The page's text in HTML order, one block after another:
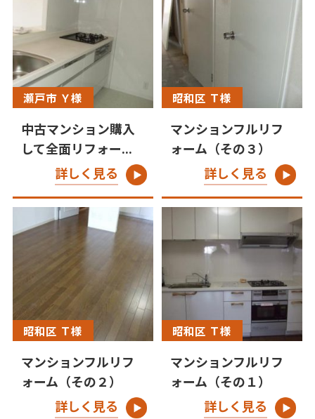
瀬戸市 Ｙ様
中古マンション購入
して全面リフォー...
詳しく見る
昭和区 Ｔ様
マンションフルリフ
ォーム（その３）
詳しく見る
昭和区 Ｔ様
マンションフルリフ
ォーム（その２）
詳しく見る
昭和区 Ｔ様
マンションフルリフ
ォーム（その１）
詳しく見る